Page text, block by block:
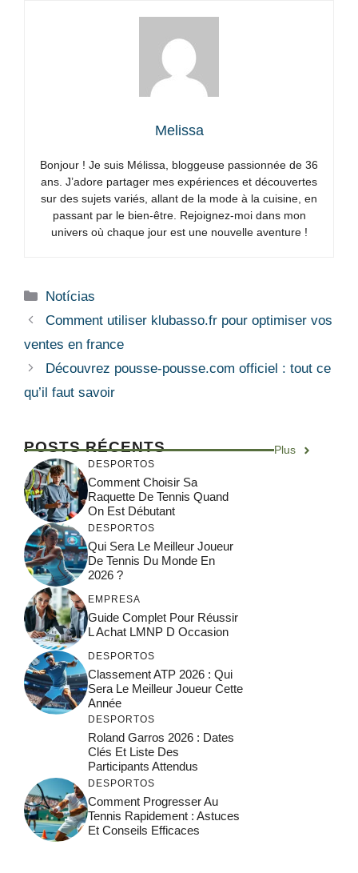
Melissa
Bonjour ! Je suis Mélissa, bloggeuse passionnée de 36
ans. J’adore partager mes expériences et découvertes
sur des sujets variés, allant de la mode à la cuisine, en
passant par le bien-être. Rejoignez-moi dans mon
univers où chaque jour est une nouvelle aventure !
Categorias
Notícias
Comment utiliser klubasso.fr pour optimiser vos
ventes en france
Découvrez pousse-pousse.com officiel : tout ce
qu’il faut savoir
POSTS RÉCENTS Plus
DESPORTOS
Comment Choisir Sa
Raquette De Tennis Quand
On Est Débutant
DESPORTOS
Qui Sera Le Meilleur Joueur
De Tennis Du Monde En
2026 ?
EMPRESA
Guide Complet Pour Réussir
L Achat LMNP D Occasion
DESPORTOS
Classement ATP 2026 : Qui
Sera Le Meilleur Joueur Cette
Année
DESPORTOS
Roland Garros 2026 : Dates
Clés Et Liste Des
Participants Attendus
DESPORTOS
Comment Progresser Au
Tennis Rapidement : Astuces
Et Conseils Efficaces